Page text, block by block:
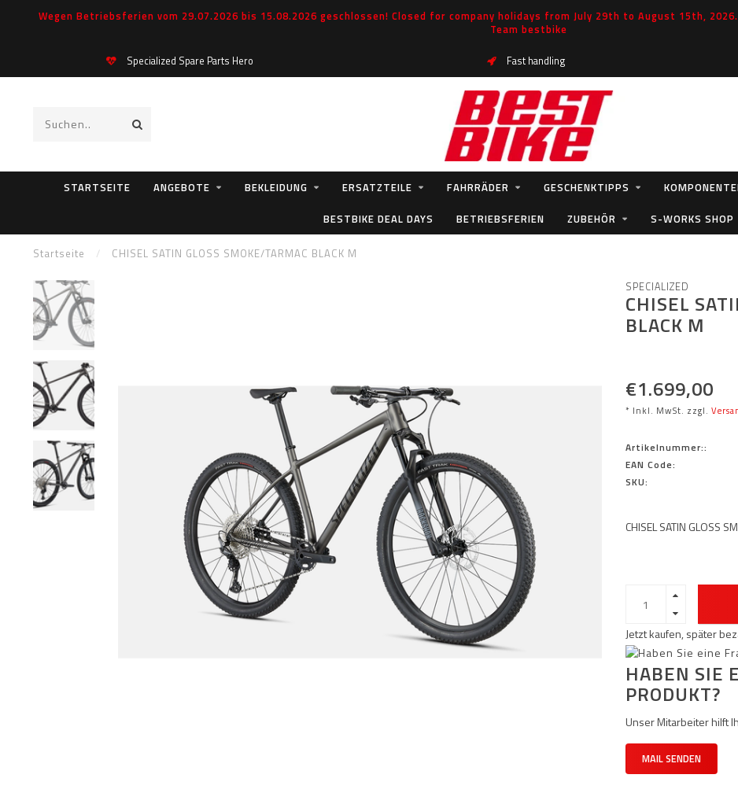
Wegen Betriebsferien vom 29.07.2026 bis 15.08.2026 geschlossen! Closed for company holidays from July 29th to August 15th,
Team bestbike
Specialized Spare Parts Hero Fast handling
STARTSEITE ANGEBOTE BEKLEIDUNG ERSATZTEILE FAHRRÄDER GESCHENKTIPPS
BESTBIKE DEAL DAYS
BETRIEBSFERIEN ZUBEHÖR S-WORKS SHOP
Startseite / CHISEL SATIN GLOSS SMOKE/TARMAC BLACK M
SPECIALIZED
CHISEL
BLACK M
€1.699,00
* Inkl. MwSt. zzgl.
Artikelnummer::
EAN Code:
SKU:
CHISEL SATIN GLOSS
Jetzt kaufen, später
HABEN SIE
PRODUKT?
Unser Mitarbeiter hilft
MAIL SENDEN